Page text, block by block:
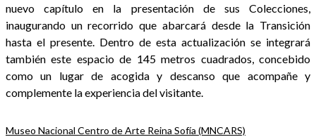
nuevo capítulo en la presentación de sus Colecciones,
inaugurando un recorrido que abarcará desde la Transición
hasta el presente. Dentro de esta actualización se integrará
también este espacio de 145 metros cuadrados, concebido
como un lugar de acogida y descanso que acompañe y
complemente la experiencia del visitante.
Museo Nacional Centro de Arte Reina Sofía (MNCARS)